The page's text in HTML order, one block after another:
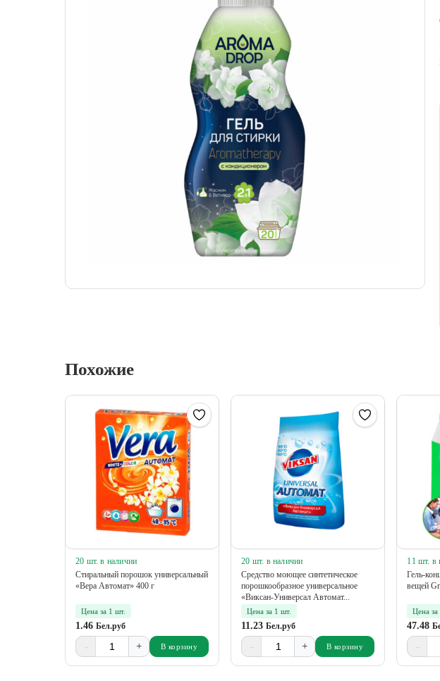
Похожие
20 шт. в наличии
Стиральный порошок универсальный
«Вера Автомат» 400 г
Цена за 1 шт.
1.46 Бел.руб
- + В корзину
20 шт. в наличии
Средство моющее синтетическое
порошкообразное универсальное
«Виксан-Универсал Автомат...
Цена за 1 шт.
11.23Бел.руб
- + В корзину
11 шт. в
Гель-
вещей
Цена за
47.48
-